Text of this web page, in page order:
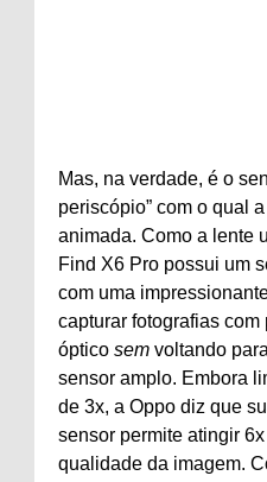
Mas, na verdade, é o
periscópio” com o qual
animada. Como a lente
Find X6 Pro possui um
com uma
capturar fotografias
óptico sem voltando
sensor amplo. Embora
de 3x, a Oppo diz que
sensor permite atingir
qualidade da imagem.